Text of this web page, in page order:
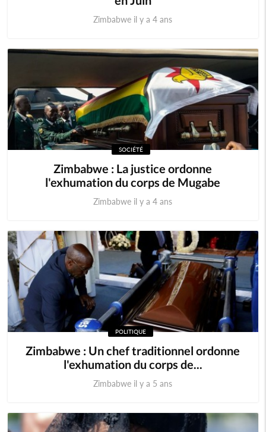
Zimbabwe il y a 4 ans
SOCIÉTÉ
Zimbabwe : La justice ordonne
l'exhumation du corps de Mugabe
Zimbabwe il y a 4 ans
POLITIQUE
Zimbabwe : Un chef traditionnel ordonne
l'exhumation du corps de...
Zimbabwe il y a 5 ans